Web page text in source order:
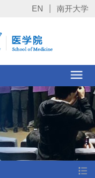
EN 南开大学